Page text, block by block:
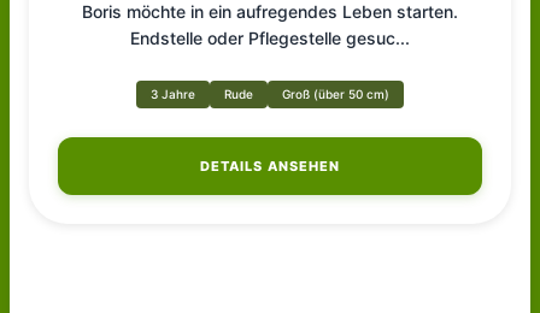
Boris möchte in ein aufregendes Leben starten.
Endstelle oder Pflegestelle gesuc...
3 Jahre Rude Groß (über 50 cm)
DETAILS ANSEHEN